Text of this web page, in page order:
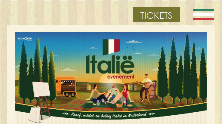
TICKETS